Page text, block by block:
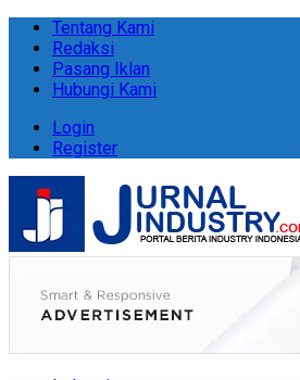
Tentang Kami
Redaksi
Pasang Iklan
Hubungi Kami
Login
Register